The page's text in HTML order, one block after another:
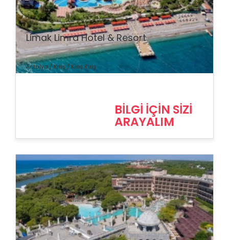
% İndirim
Limak Limra Hotel & Resort
Antalya / Kiriş / Kiriş Kiriş
BİLGİ İÇİN SİZİ
ARAYALIM
% İndirim